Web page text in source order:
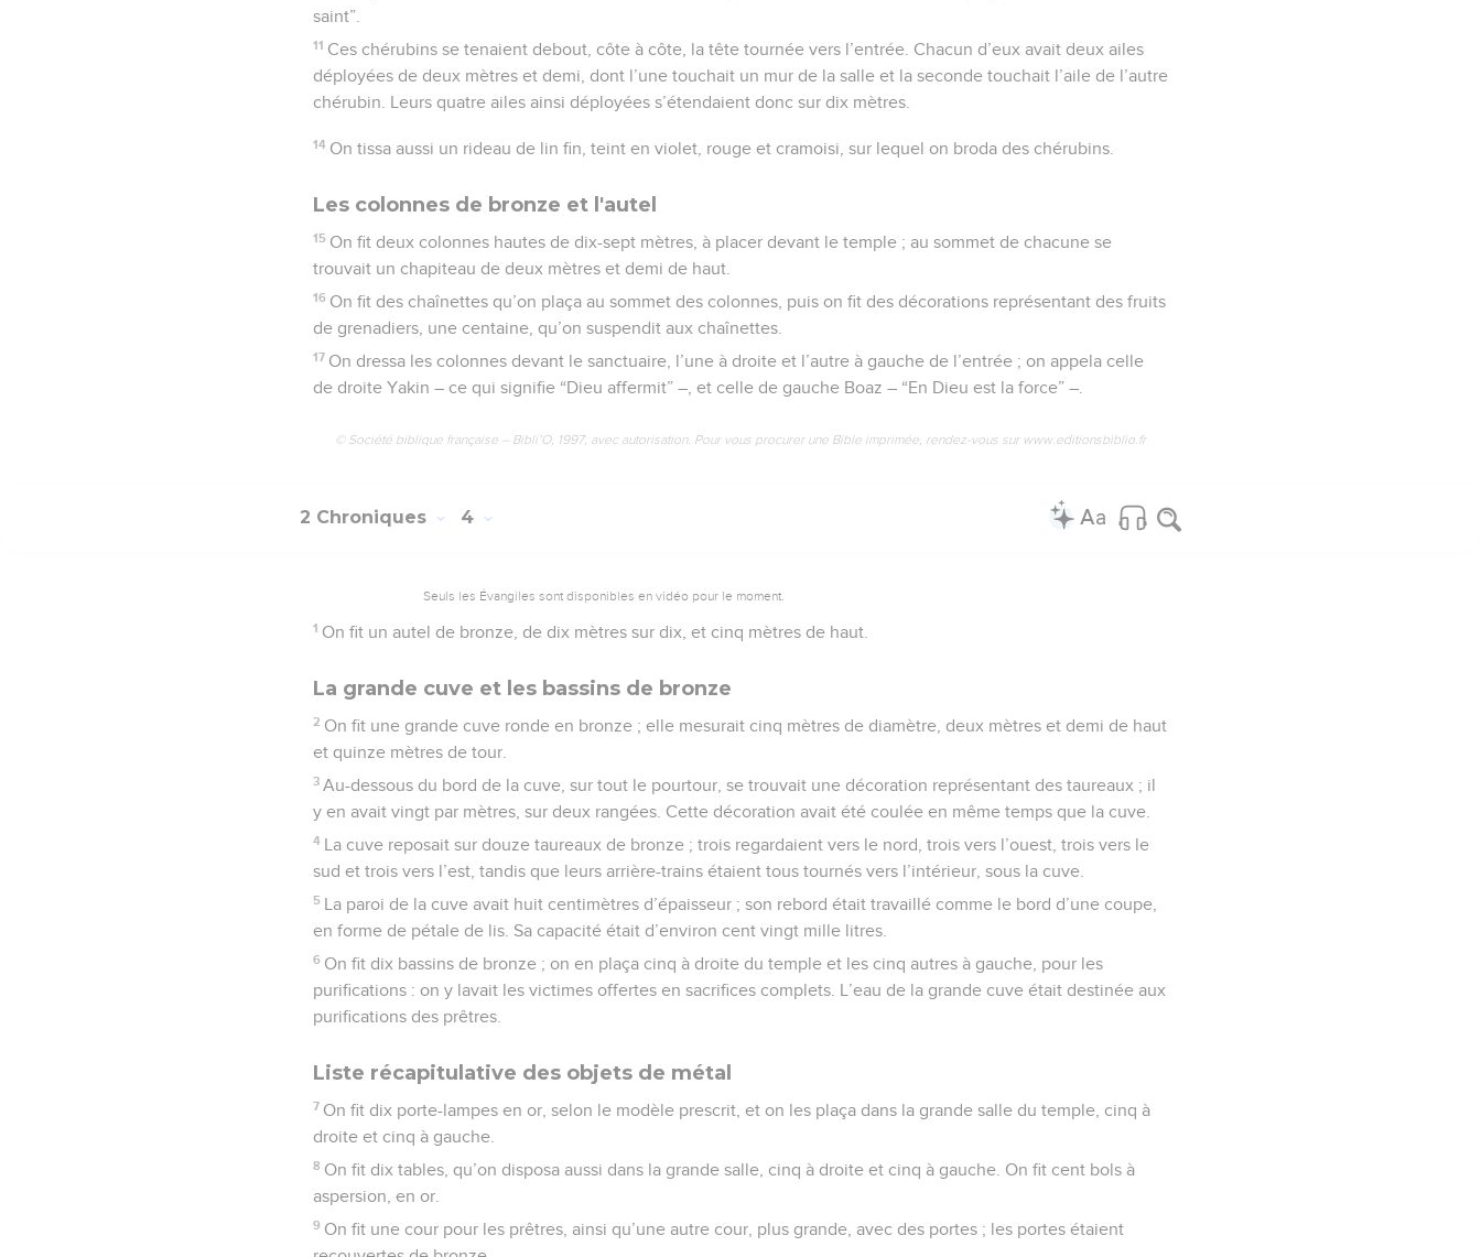
saint”.
11 Ces chérubins se tenaient debout, côte à côte, la tête tournée vers l’entrée. Chacun d’eux avait deux ailes
déployées de deux mètres et demi, dont l’une touchait un mur de la salle et la seconde touchait l’aile de l’autre
chérubin. Leurs quatre ailes ainsi déployées s’étendaient donc sur dix mètres.
14 On tissa aussi un rideau de lin fin, teint en violet, rouge et cramoisi, sur lequel on broda des chérubins.
Les colonnes de bronze et l'autel
15 On fit deux colonnes hautes de dix-sept mètres, à placer devant le temple ; au sommet de chacune se
trouvait un chapiteau de deux mètres et demi de haut.
16 On fit des chaînettes qu’on plaça au sommet des colonnes, puis on fit des décorations représentant des fruits
de grenadiers, une centaine, qu’on suspendit aux chaînettes.
17 On dressa les colonnes devant le sanctuaire, l’une à droite et l’autre à gauche de l’entrée ; on appela celle
de droite Yakin – ce qui signifie “Dieu affermit” –, et celle de gauche Boaz – “En Dieu est la force” –.
© Société biblique française – Bibli’O, 1997, avec autorisation. Pour vous procurer une Bible imprimée, rendez-vous sur www.editionsbiblio.fr
2 Chroniques 4
Seuls les Évangiles sont disponibles en vidéo pour le moment.
1 On fit un autel de bronze, de dix mètres sur dix, et cinq mètres de haut.
La grande cuve et les bassins de bronze
2 On fit une grande cuve ronde en bronze ; elle mesurait cinq mètres de diamètre, deux mètres et demi de haut
et quinze mètres de tour.
3 Au-dessous du bord de la cuve, sur tout le pourtour, se trouvait une décoration représentant des taureaux ; il
y en avait vingt par mètres, sur deux rangées. Cette décoration avait été coulée en même temps que la cuve.
4 La cuve reposait sur douze taureaux de bronze ; trois regardaient vers le nord, trois vers l’ouest, trois vers le
sud et trois vers l’est, tandis que leurs arrière-trains étaient tous tournés vers l’intérieur, sous la cuve.
5 La paroi de la cuve avait huit centimètres d’épaisseur ; son rebord était travaillé comme le bord d’une coupe,
en forme de pétale de lis. Sa capacité était d’environ cent vingt mille litres.
6 On fit dix bassins de bronze ; on en plaça cinq à droite du temple et les cinq autres à gauche, pour les
purifications : on y lavait les victimes offertes en sacrifices complets. L’eau de la grande cuve était destinée aux
purifications des prêtres.
Liste récapitulative des objets de métal
7 On fit dix porte-lampes en or, selon le modèle prescrit, et on les plaça dans la grande salle du temple, cinq à
droite et cinq à gauche.
8 On fit dix tables, qu’on disposa aussi dans la grande salle, cinq à droite et cinq à gauche. On fit cent bols à
aspersion, en or.
9 On fit une cour pour les prêtres, ainsi qu’une autre cour, plus grande, avec des portes ; les portes étaient